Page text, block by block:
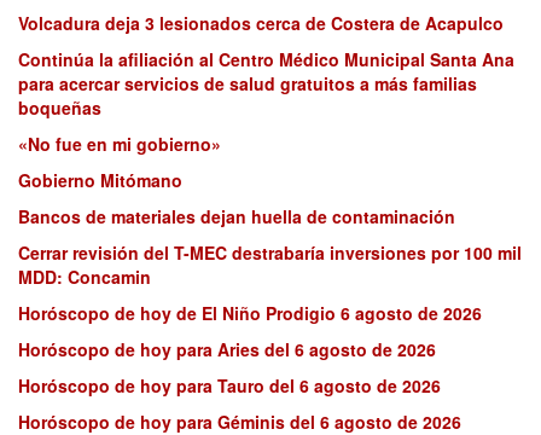
Volcadura deja 3 lesionados cerca de Costera de Acapulco
Continúa la afiliación al Centro Médico Municipal Santa Ana
para acercar servicios de salud gratuitos a más familias
boqueñas
«No fue en mi gobierno»
Gobierno Mitómano
Bancos de materiales dejan huella de contaminación
Cerrar revisión del T-MEC destrabaría inversiones por 100 mil
MDD: Concamin
Horóscopo de hoy de El Niño Prodigio 6 agosto de 2026
Horóscopo de hoy para Aries del 6 agosto de 2026
Horóscopo de hoy para Tauro del 6 agosto de 2026
Horóscopo de hoy para Géminis del 6 agosto de 2026